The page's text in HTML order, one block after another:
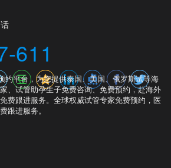
611
约平台，为您提供泰国、美国、俄罗斯试等海
、试管助孕生子免费咨询、免费预约，赴海外
费跟进服务。全球权威试管专家免费预约，医
跟进服务。